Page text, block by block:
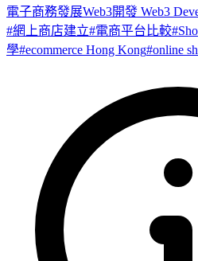
電子商務發展Web3開發 Web3
#網上商店建立#電商平台比較#
學#ecommerce Hong Kong#online